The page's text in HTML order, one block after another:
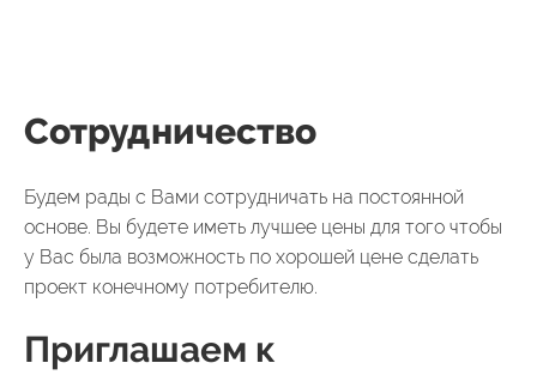
Сотрудничество
Будем рады с Вами сотрудничать на постоянной
основе. Вы будете иметь лучшее цены для того чтобы
у Вас была возможность по хорошей цене сделать
проект конечному потребителю.
Приглашаем к